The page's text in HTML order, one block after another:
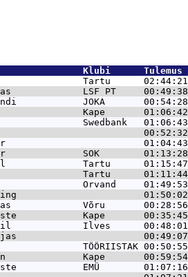
Klubi
Tartu      02:44:21
LSF PT     00:49:38
JOKA       00:54:28
Kape       01:06:42
Swedbank   01:06:43
00:52:32
01:04:43
SOK        01:13:28
Tartu      01:15:47
Tartu      01:11:44
Orvand     01:49:53
01:50:02
Võru       00:28:56
Kape       00:35:45
Ilves      00:48:01
00:49:07
TÖÖRIISTAK 00:50:55
Kape       00:59:54
EMÜ        01:07:16